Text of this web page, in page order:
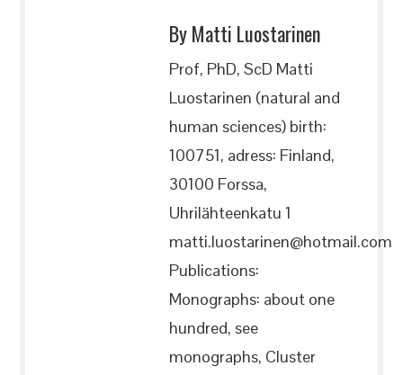
By Matti Luostarinen
Prof, PhD, ScD Matti
Luostarinen (natural and
human sciences) birth:
100751, adress: Finland,
30100 Forssa,
Uhrilähteenkatu 1
matti.luostarinen@hotmail.com
Publications:
Monographs: about one
hundred, see
monographs, Cluster